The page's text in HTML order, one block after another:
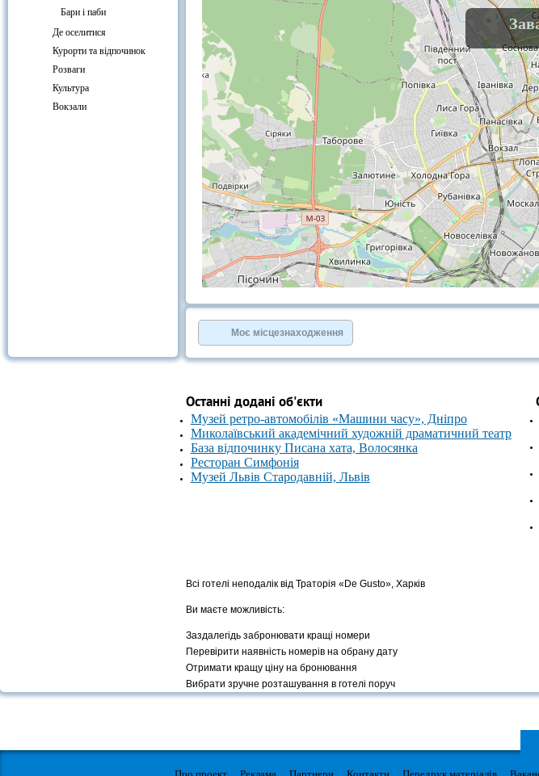
Бари і паби
Де оселитися
Курорти та відпочинок
Розваги
Культура
Вокзали
OpenStreetMap
»
Моє місцезнаходження
Останні додані об'єкти
Музей ретро-автомобілів «Машини часу», Дніпро
Миколаївський академічний художній драматичний театр
База відпочинку Писана хата, Волосянка
Ресторан Симфонія
Музей Львів Стародавній, Львів
Всі готелі неподалік від Траторія «De Gusto», Харків
Ви маєте можливість:
Заздалегідь забронювати кращі номери
Перевірити наявність номерів на обрану дату
Отримати кращу ціну на бронювання
Вибрати зручне розташування в готелі поруч